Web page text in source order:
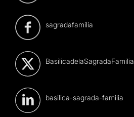
sagradafamilia
BasilicadelaSagradaFamilia
basilica-sagrada-familia